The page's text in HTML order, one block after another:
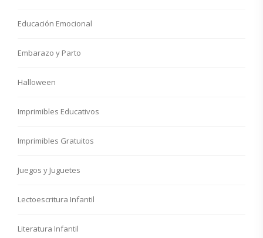
Educación Emocional
Embarazo y Parto
Halloween
Imprimibles Educativos
Imprimibles Gratuitos
Juegos y Juguetes
Lectoescritura Infantil
Literatura Infantil